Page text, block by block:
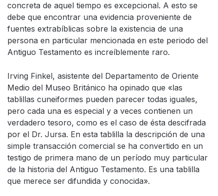
concreta de aquel tiempo es excepcional. A esto se
debe que encontrar una evidencia proveniente de
fuentes extrabíblicas sobre la existencia de una
persona en particular mencionada en este periodo del
Antiguo Testamento es increíblemente raro.
Irving Finkel, asistente del Departamento de Oriente
Medio del Museo Británico ha opinado que «las
tablillas cuneiformes pueden parecer todas iguales,
pero cada una es especial y a veces contienen un
verdadero tesoro, como es el caso de ésta descifrada
por el Dr. Jursa. En esta tablilla la descripción de una
simple transacción comercial se ha convertido en un
testigo de primera mano de un período muy particular
de la historia del Antiguo Testamento. Es una tablilla
que merece ser difundida y conocida».